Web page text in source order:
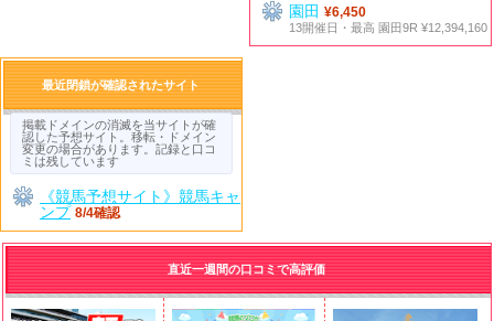
園田¥6,450
13開催日・最高 園田9R ¥12,394,160
最近閉鎖が確認されたサイト
掲載ドメインの消滅を当サイトが確
認した予想サイト。移転・ドメイン
変更の場合があります。記録と口コ
ミは残しています
《競馬予想サイト》競馬キャ
ンプ 8/4確認
直近一週間の口コミで高評価